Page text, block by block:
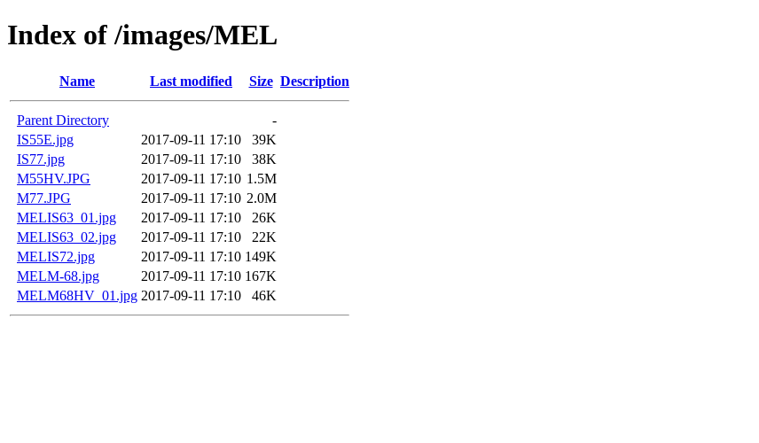
Index of /images/MEL
Name Last modified Size Description
Parent Directory
-
IS55E.jpg
2017-09-11 17:10
39K
IS77.jpg
2017-09-11 17:10
38K
M55HV.JPG
2017-09-11 17:10 1.5M
M77.JPG
2017-09-11 17:10 2.0M
MELIS63_01.jpg
2017-09-11 17:10
26K
MELIS63_02.jpg
2017-09-11 17:10
22K
MELIS72.jpg
2017-09-11 17:10 149K
MELM-68.jpg
2017-09-11 17:10 167K
MELM68HV_01.jpg 2017-09-11 17:10 46K